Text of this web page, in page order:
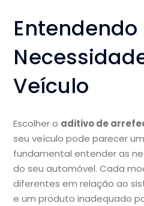
Entendendo
Veículo
Escolher o aditivo de
seu veículo pode parecer
fundamental entender as
do seu automóvel. Cada
diferentes em relação ao
e um produto inadequado